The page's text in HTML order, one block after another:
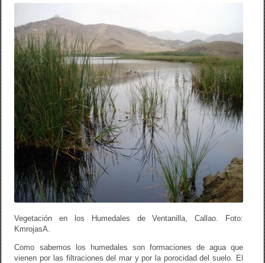
Vegetación en los Humedales de Ventanilla, Callao. Foto:
KmrojasA.
Como sabemos los humedales son formaciones de agua que
vienen por las filtraciones del mar y por la porocidad del suelo. El